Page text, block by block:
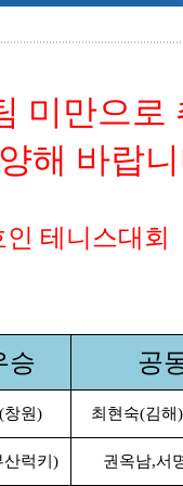
미만으로
해 바랍
테니스대회
승 공
창원) 최현숙(김해
산럭키) 권옥남,서